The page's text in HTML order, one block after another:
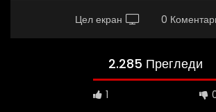
Цел екран 0
2.285 Прегледи
1